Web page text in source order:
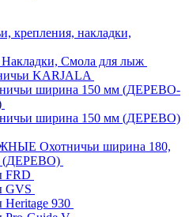
накладки,
Смола для лыж
KARJALA
ширина 150 мм (ДЕРЕВО-
ширина 150 мм (ДЕРЕВО)
Охотничьи ширина 180,
(ДЕРЕВО)
FRD
GVS
Heritage 930